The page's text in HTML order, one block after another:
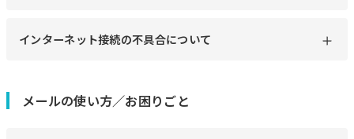
インターネット接続の不具合について
メールの使い方／お困りごと